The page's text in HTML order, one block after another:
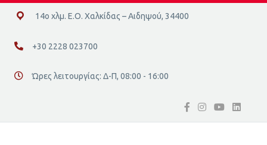
14ο χλμ. Ε.Ο. Χαλκίδας – Αιδηψού, 34400
14ο χλμ. Ε.Ο. Χαλκίδας – Αιδηψού, 34400
+30 2228 023700
+30 2228 023700
Διεύθυνση οδός 16, Ελλάδα
Ώρες λειτουργίας: Δ-Π, 08:00 - 16:00